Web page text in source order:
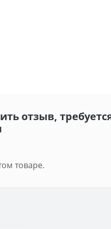
отзыв,
товаре.